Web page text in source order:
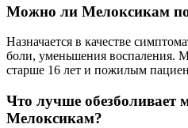
Можно ли Мелоксикам
Назначается в качестве
боли, уменьшения воспаления.
старше 16 лет и пожилым
Что лучше обезболивает
Мелоксикам?